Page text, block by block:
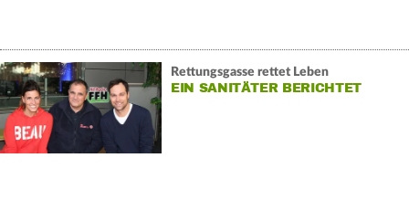
Rettungsgasse rettet Leben
EIN SANITÄTER BERICHTET